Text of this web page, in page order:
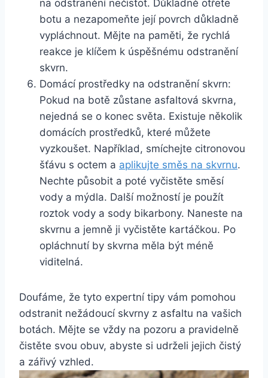
na odstranění ⁤nečistot. Důkladně ⁢otřete
botu‍ a nezapomeňte její povrch‍ důkladně
vypláchnout. Mějte na​ paměti, že rychlá
reakce je klíčem k úspěšnému odstranění
skvrn.
Domácí prostředky na ‌odstranění skvrn:
Pokud na botě zůstane asfaltová ‍skvrna,⁣
nejedná‌ se o konec‌ světa. Existuje několik
domácích prostředků, které můžete
vyzkoušet. Například, ​smíchejte⁤ citronovou
šťávu s octem a aplikujte směs na skvrnu.
Nechte působit a poté vyčistěte směsí
vody a mýdla.‍ Další‌ možností je použít‌
roztok vody a sody bikarbony.‌ Naneste na‍
skvrnu a jemně ji vyčistěte kartáčkou. Po
opláchnutí by skvrna měla být méně
viditelná.
Doufáme, že‍ tyto expertní tipy‌ vám​ pomohou
odstranit nežádoucí skvrny z asfaltu na vašich
botách. Mějte se vždy na pozoru a pravidelně
čistěte svou obuv, abyste si udrželi ‌jejich čistý​
a zářivý vzhled.